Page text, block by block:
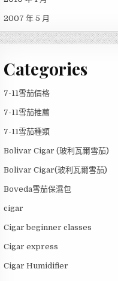
2007 年 5 月
Categories
7-11雪茄價格
7-11雪茄推薦
7-11雪茄種類
Bolivar Cigar (玻利瓦爾雪茄)
Bolivar Cigar(玻利瓦爾雪茄)
Boveda雪茄保濕包
cigar
Cigar beginner classes
Cigar express
Cigar Humidifier